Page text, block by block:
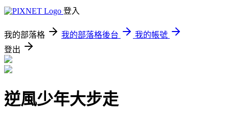
登入
我的部落格 我的部落格後台
我的帳號
登出
逆風少年大步走